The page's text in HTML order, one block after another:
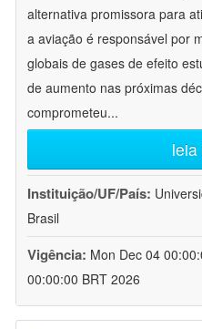
alternativa promissora para
a aviação é responsável por
globais de gases de efeito
de aumento nas próximas
comprometeu...
leia
Instituição/UF/País:
Brasil
Vigência: Mon Dec 04
00:00:00 BRT 2026